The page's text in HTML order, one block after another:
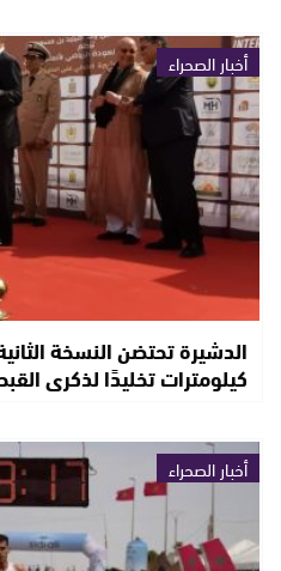
أخبار الصحراء
كيلومترات تخليدًا لذكرى
أخبار الصحراء